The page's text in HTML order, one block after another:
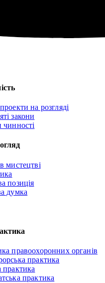
на розгляді
закони
чинності
мистецтві
позиція
думка
правоохоронних органів
практика
практика
практика